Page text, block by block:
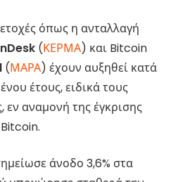
όπως η ανταλλαγή
(ΚΕΡΜΑ) και Bitcoin
(ΜΑΡΑ) έχουν αυξηθεί κατά
έτους, ειδικά τους
εν αναμονή της έγκρισης
άνοδο 3,6% στα